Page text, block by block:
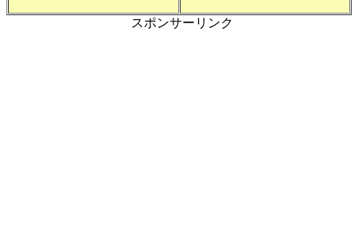
スポンサーリンク